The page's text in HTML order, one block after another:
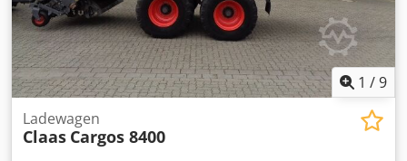
1 /9
Ladewagen
Claas Cargos 8400